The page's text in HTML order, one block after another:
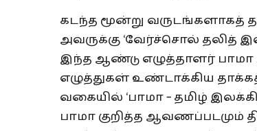
கடந்த மூன்று வருடங்களாகத்
அவருக்கு ‘வேர்ச்சொல் தலித்
இந்த ஆண்டு எழுத்தாளர் பாமா
எழுத்துகள் உண்டாக்கிய
வகையில் ‘பாமா – தமிழ்
பாமா குறித்த ஆவணப்படமும்